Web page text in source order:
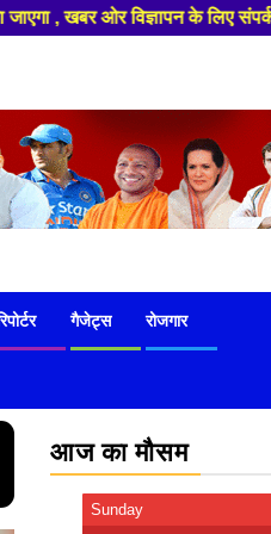
के लिए संपर्क करे +91
गैजेट्स रोजगार
आज का मौसम
Sunday